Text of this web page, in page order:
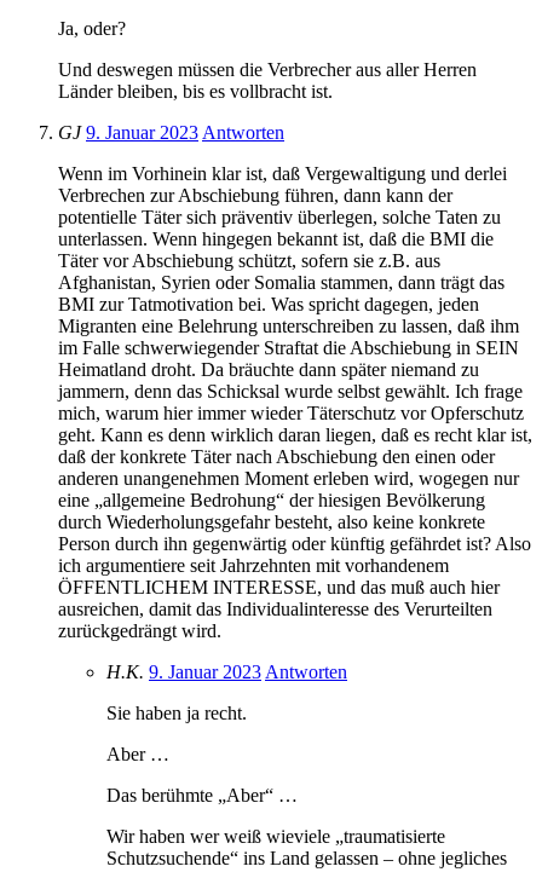
Ja, oder?
Und deswegen müssen die Verbrecher aus aller Herren
Länder bleiben, bis es vollbracht ist.
GJ 9. Januar 2023 Antworten
Wenn im Vorhinein klar ist, daß Vergewaltigung und derlei
Verbrechen zur Abschiebung führen, dann kann der
potentielle Täter sich präventiv überlegen, solche Taten zu
unterlassen. Wenn hingegen bekannt ist, daß die BMI die
Täter vor Abschiebung schützt, sofern sie z.B. aus
Afghanistan, Syrien oder Somalia stammen, dann trägt das
BMI zur Tatmotivation bei. Was spricht dagegen, jeden
Migranten eine Belehrung unterschreiben zu lassen, daß ihm
im Falle schwerwiegender Straftat die Abschiebung in SEIN
Heimatland droht. Da bräuchte dann später niemand zu
jammern, denn das Schicksal wurde selbst gewählt. Ich frage
mich, warum hier immer wieder Täterschutz vor Opferschutz
geht. Kann es denn wirklich daran liegen, daß es recht klar ist,
daß der konkrete Täter nach Abschiebung den einen oder
anderen unangenehmen Moment erleben wird, wogegen nur
eine „allgemeine Bedrohung“ der hiesigen Bevölkerung
durch Wiederholungsgefahr besteht, also keine konkrete
Person durch ihn gegenwärtig oder künftig gefährdet ist? Also
ich argumentiere seit Jahrzehnten mit vorhandenem
ÖFFENTLICHEM INTERESSE, und das muß auch hier
ausreichen, damit das Individualinteresse des Verurteilten
zurückgedrängt wird.
H.K. 9. Januar 2023 Antworten
Sie haben ja recht.
Aber …
Das berühmte „Aber“ …
Wir haben wer weiß wieviele „traumatisierte
Schutzsuchende“ ins Land gelassen – ohne jegliches